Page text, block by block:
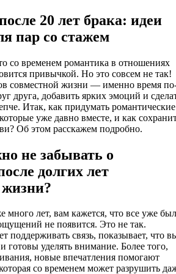
20 лет брака: идеи
пар со стажем
со временем романтика в отношениях
привычкой. Но это совсем не так!
совместной жизни — именно время
друга, добавить ярких эмоций и
Итак, как придумать романтические
уже давно вместе, и как
Об этом расскажем подробно.
не забывать о
долгих лет
жизни?
много лет, вам кажется, что все уже
не появится. Это не так.
поддерживать связь, показывает, что
готовы уделять внимание. Более того,
новые впечатления помогают
со временем может разрушить